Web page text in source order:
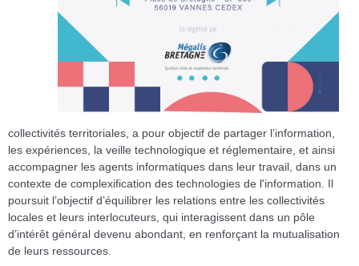
collectivités territoriales, a pour objectif de partager l’information,
les expériences, la veille technologique et réglementaire, et ainsi
accompagner les agents informatiques dans leur travail, dans un
contexte de complexification des technologies de l'information. Il
poursuit l’objectif d’équilibrer les relations entre les collectivités
locales et leurs interlocuteurs, qui interagissent dans un pôle
d’intérêt général devenu abondant, en renforçant la mutualisation
de leurs ressources.​